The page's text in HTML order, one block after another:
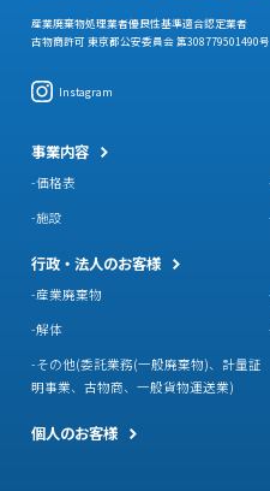
産業廃棄物処理業者優良性基準適合認定業者
古物商許可 東京都公安委員会 第308779501490号
Instagram
事業内容
価格表
施設
行政・法人のお客様
産業廃棄物
解体
その他(委託業務(一般廃棄物)、計量証
明事業、古物商、一般貨物運送業)
個人のお客様